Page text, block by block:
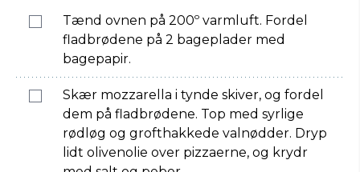
Tænd ovnen på 200º varmluft. Fordel
fladbrødene på 2 bageplader med
bagepapir.
Skær mozzarella i tynde skiver, og fordel
dem på fladbrødene. Top med syrlige
rødløg og grofthakkede valnødder. Dryp
lidt olivenolie over pizzaerne, og krydr